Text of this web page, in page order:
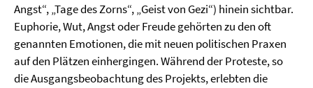
Angst“, „Tage des Zorns“, „Geist von Gezi“) hinein sichtbar.
Euphorie, Wut, Angst oder Freude gehörten zu den oft
genannten Emotionen, die mit neuen politischen Praxen
auf den Plätzen einhergingen. Während der Proteste, so
die Ausgangsbeobachtung des Projekts, erlebten die